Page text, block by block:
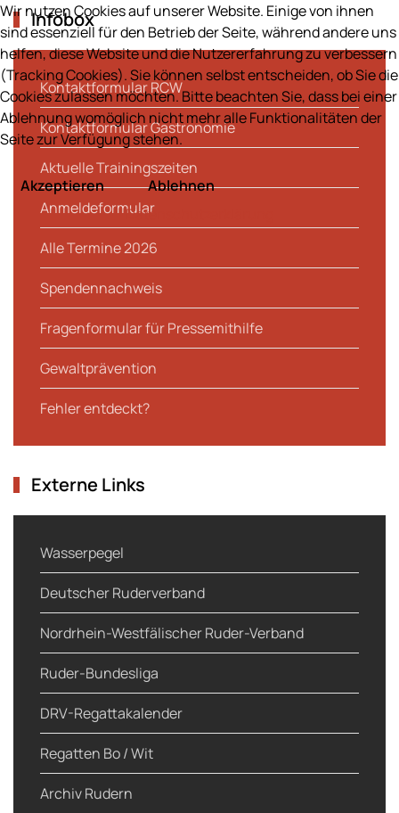
Infobox
Kontaktformular RCW
Kontaktformular Gastronomie
Aktuelle Trainingszeiten
Anmeldeformular
Alle Termine 2026
Spendennachweis
Fragenformular für Pressemithilfe
Gewaltprävention
Fehler entdeckt?
Externe Links
Wasserpegel
Deutscher Ruderverband
Nordrhein-Westfälischer Ruder-Verband
Ruder-Bundesliga
DRV-Regattakalender
Regatten Bo / Wit
Archiv Rudern
Wir nutzen Cookies auf unserer Website. Einige von ihnen
sind essenziell für den Betrieb der Seite, während andere uns
helfen, diese Website und die Nutzererfahrung zu verbessern
(Tracking Cookies). Sie können selbst entscheiden, ob Sie die
Cookies zulassen möchten. Bitte beachten Sie, dass bei einer
Ablehnung womöglich nicht mehr alle Funktionalitäten der
Seite zur Verfügung stehen.
Akzeptieren
Ablehnen
Datenschutzerklärung